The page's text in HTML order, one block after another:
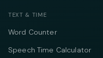
TEXT & TIME
Word Counter
Speech Time Calculator